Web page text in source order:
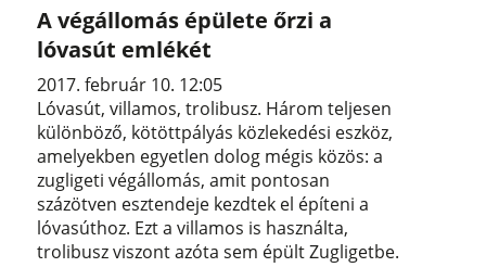
A végállomás épülete őrzi a
lóvasút emlékét
2017. február 10. 12:05
Lóvasút, villamos, trolibusz. Három teljesen
különböző, kötöttpályás közlekedési eszköz,
amelyekben egyetlen dolog mégis közös: a
zugligeti végállomás, amit pontosan
százötven esztendeje kezdtek el építeni a
lóvasúthoz. Ezt a villamos is használta,
trolibusz viszont azóta sem épült Zugligetbe.